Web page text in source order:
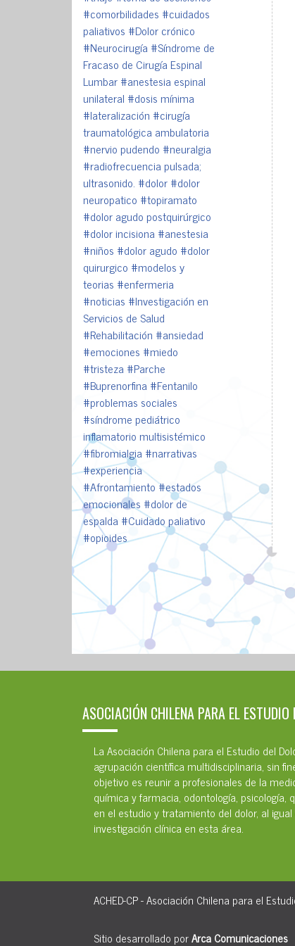
#comorbilidades #cuidados
paliativos #Dolor crónico
#Neurocirugía #Síndrome de
Fracaso de Cirugía Espinal
Lumbar#anestesia espinal
unilateral #dosis mínima
#lateralización #cirugía
traumatológica ambulatoria
#nervio pudendo #neuralgia
#radiofrecuencia pulsada;
ultrasonido. #dolor#dolor
neuropatico #topiramato
#dolor agudo postquirúrgico
#dolor incisiona #anestesia
#niños #dolor agudo #dolor
quirurgico #modelos y
teorias #enfermeria
#noticias #Investigación en
Servicios de Salud
#Rehabilitación #ansiedad
#emociones #miedo
#tristeza #Parche
#Buprenorfina #Fentanilo
#problemas sociales
#síndrome pediátrico
inflamatorio multisistémico
#fibromialgia #narrativas
#experiencia
#Afrontamiento#estados
emocionales #dolor de
espalda #Cuidado paliativo
#opioides
ASOCIACIÓN CHILENA PARA EL ESTUDIO
La Asociación Chilena para el Estudio del
agrupación científica multidisciplinaria, sin
objetivo es reunir a profesionales de la
química y farmacia, odontología, psicología,
en el estudio y tratamiento del dolor, al
investigación clínica en esta área.
ACHED-CP - Asociación Chilena para el
Sitio desarrollado porArca Comunicaciones